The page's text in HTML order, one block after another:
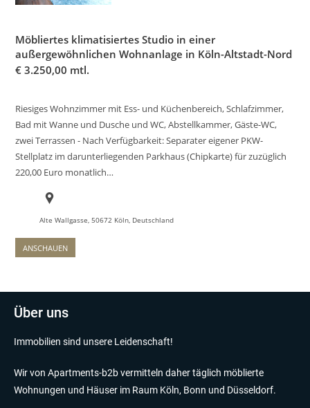
Möbliertes klimatisiertes Studio in einer
außergewöhnlichen Wohnanlage in Köln-Altstadt-Nord
€ 3.250,00 mtl.
Riesiges Wohnzimmer mit Ess- und Küchenbereich, Schlafzimmer,
Bad mit Wanne und Dusche und WC, Abstellkammer, Gäste-WC,
zwei Terrassen - Nach Verfügbarkeit: Separater eigener PKW-
Stellplatz im darunterliegenden Parkhaus (Chipkarte) für zuzüglich
220,00 Euro monatlich…
Alte Wallgasse, 50672 Köln, Deutschland
ANSCHAUEN
Über uns
Immobilien sind unsere Leidenschaft!
Wir von Apartments-b2b vermitteln daher täglich möblierte
Wohnungen und Häuser im Raum Köln, Bonn und Düsseldorf.